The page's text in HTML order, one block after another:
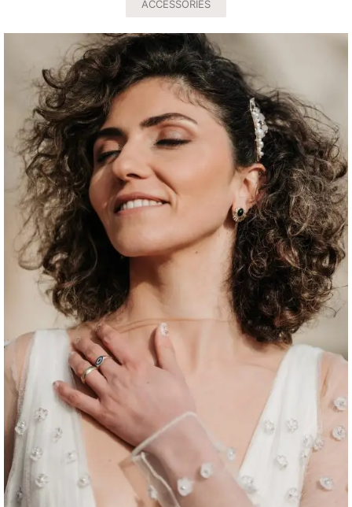
ACCESSORIES